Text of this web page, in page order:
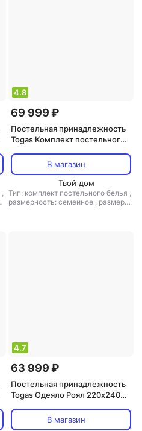
,
4.8
69 999 ₽
Постельная принадлежность
Togas Комплект постельного
СемейныйВ магазин
Твой дом
Тип: комплект постельного белья ,
размерность: семейное , размер
4.7
63 999 ₽
Постельная принадлежность
Togas Одеяло Роял 220х240
В магазин